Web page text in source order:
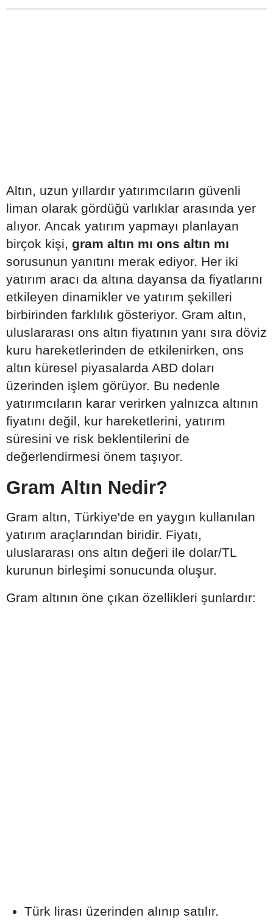
Altın, uzun yıllardır yatırımcıların güvenli
liman olarak gördüğü varlıklar arasında yer
alıyor. Ancak yatırım yapmayı planlayan
birçok kişi, gram altın mı ons altın mı
sorusunun yanıtını merak ediyor. Her iki
yatırım aracı da altına dayansa da fiyatlarını
etkileyen dinamikler ve yatırım şekilleri
birbirinden farklılık gösteriyor. Gram altın,
uluslararası ons altın fiyatının yanı sıra döviz
kuru hareketlerinden de etkilenirken, ons
altın küresel piyasalarda ABD doları
üzerinden işlem görüyor. Bu nedenle
yatırımcıların karar verirken yalnızca altının
fiyatını değil, kur hareketlerini, yatırım
süresini ve risk beklentilerini de
değerlendirmesi önem taşıyor.
Gram Altın Nedir?
Gram altın, Türkiye'de en yaygın kullanılan
yatırım araçlarından biridir. Fiyatı,
uluslararası ons altın değeri ile dolar/TL
kurunun birleşimi sonucunda oluşur.
Gram altının öne çıkan özellikleri şunlardır:
Türk lirası üzerinden alınıp satılır.